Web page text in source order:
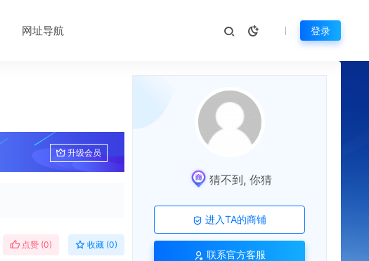
网址导航 登录
升级会员
点赞 (0) 收藏 (0)
猜不到, 你猜
进入TA的商铺
联系官方客服